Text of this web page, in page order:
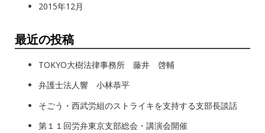
2015年12月
最近の投稿
TOKYO大樹法律事務所 藤井 啓輔
弁護士法人響 小林恭平
そごう・西武労組のストライキを支持する支部長談話
第１１回労弁東京支部総会・講演会開催